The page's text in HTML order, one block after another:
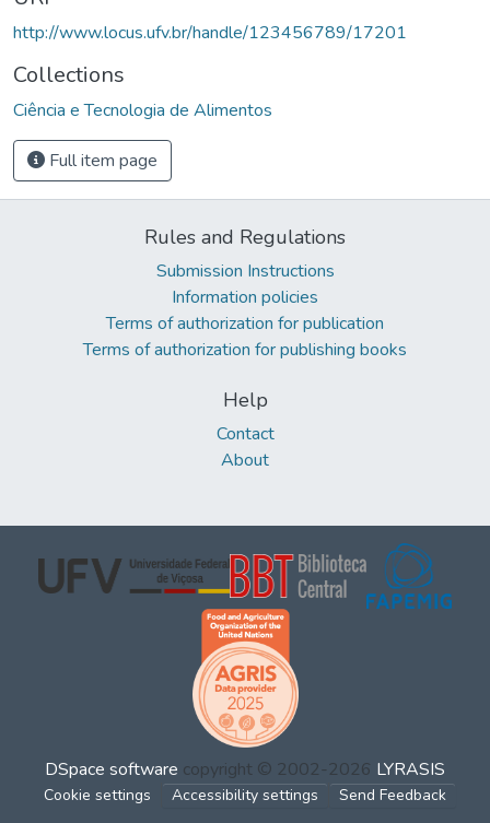
http://www.locus.ufv.br/handle/123456789/17201
Collections
Ciência e Tecnologia de Alimentos
Full item page
Rules and Regulations
Submission Instructions
Information policies
Terms of authorization for publication
Terms of authorization for publishing books
Help
Contact
About
DSpace software copyright © 2002-2026 LYRASIS
Cookie settings Accessibility settings Send Feedback